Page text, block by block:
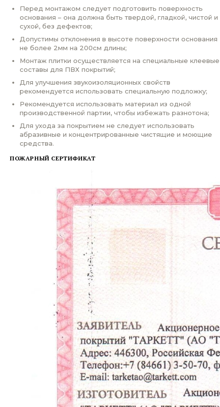
Перед монтажом следует подготовить поверхность
основания – она должна быть твердой, гладкой, чистой и
сухой, без дефектов;
Допустимы отклонения в высоте поверхности основания
не более 2мм на 200см длины;
Монтаж плитки осуществляется на специальные клеевые
составы для ПВХ покрытий;
Для улучшения звукоизоляционных свойств
рекомендуется использовать специальную подложку;
Рекомендуется использовать материал из одной
производственной партии, чтобы избежать разнотона;
Для ухода за покрытием не следует использовать
абразивные и концентрированные чистящие и моющие
средства.
ПОЖАРНЫЙ СЕРТИФИКАТ